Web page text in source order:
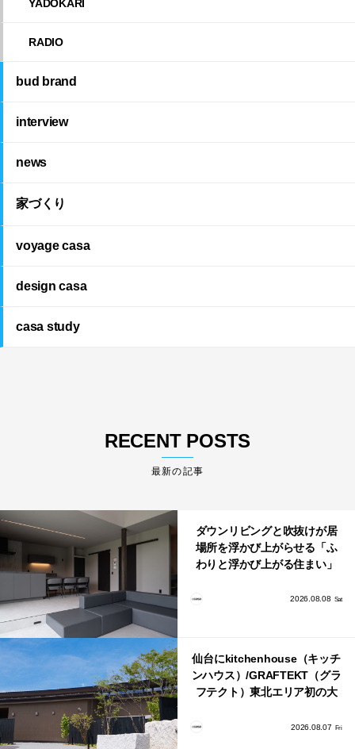
YADOKARI
RADIO
bud brand
interview
news
家づくり
voyage casa
design casa
casa study
RECENT POSTS
最新の記事
ダウンリビングと吹抜けが居
場所を浮かび上がらせる「ふ
わりと浮かび上がる住まい」
2026.08.08 Sat
仙台にkitchenhouse（キッチ
ンハウス）/GRAFTEKT（グラ
フテクト）東北エリア初の大
2026.08.07 Fri